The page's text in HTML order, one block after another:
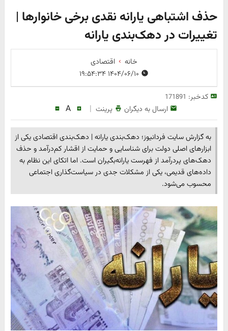
حذف اشتباهی یارانه نقدی برخی خانوارها |
تغییرات در دهک‌بندی یارانه
خانه
اقتصادی
کدخبر: 171891
ارسال به دیگران پرینت |
A
به گزارش سایت فردانیوز؛ دهک‌بندی یارانه | دهک‌بندی اقتصادی یکی از
ابزارهای اصلی دولت برای شناسایی و حمایت از اقشار کم‌درآمد و حذف
دهک‌های پردرآمد از فهرست یارانه‌بگیران است. اما اتکای این نظام به
داده‌های قدیمی، یکی از مشکلات جدی در سیاست‌گذاری اجتماعی
محسوب می‌شود.